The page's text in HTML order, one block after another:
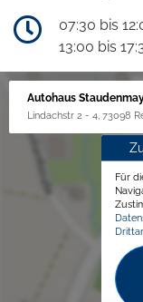
07:30 bis
13:00 bis
Autohaus
Lindachstr 2 - 4, 73098
Für